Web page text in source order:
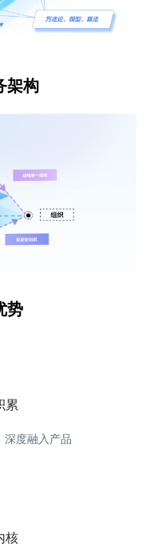
架构
势
累
深度融入产品
核